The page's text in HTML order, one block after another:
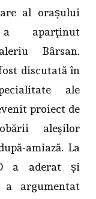
al orașului
a aparţinut
Bârsan.
discutată în
ale
proiect de
aleşilor
amiază. La
a aderat și
a argumentat